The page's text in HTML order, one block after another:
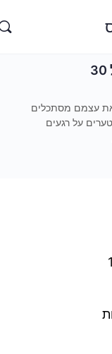
עצמם מסתכלים
על רגעים